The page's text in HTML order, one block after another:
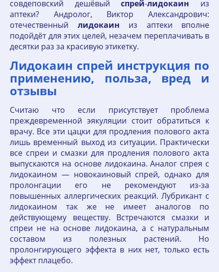
совдеповский дешёвыйспрей-лидокаин из
аптеки? Андролог, Виктор Александрович:
отечественный лидокаин из аптеки вполне
подойдёт для этих целей, незачем переплачивать в
десятки раз за красивую этикетку.
Лидокаин спрей инструкция по
применению, польза, вред и
отзывы
Считаю что если присутствует проблема
преждевременной эякуляции стоит обратиться к
врачу. Все эти цацки для продления полового акта
лишь временный выход из ситуации. Практически
все спреи и смазки для продления полового акта
выпускаются на основе лидокаина. Аналог спрея с
лидокаином — новокаиновый спрей, однако для
пролонгации его не рекомендуют из-за
повышенных аллергических реакций. Лубрикант с
лидокаином так же не имеет аналогов по
действующему веществу. Встречаются смазки и
спреи не на основе лидокаина, а с натуральным
составом из полезных растений. Но
пролонгирующего эффекта в них нет, только есть
эффект плацебо.